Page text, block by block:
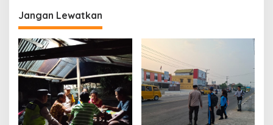
a
s
i
p
o
s
Jangan Lewatkan